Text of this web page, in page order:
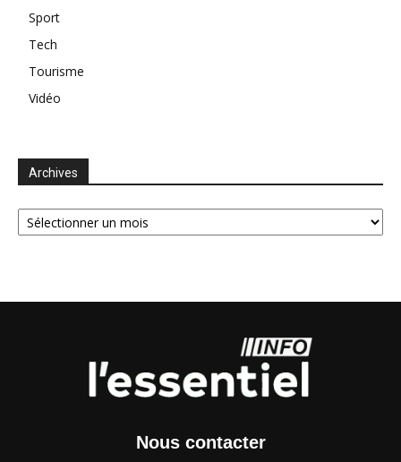
Sport
Tech
Tourisme
Vidéo
Archives
Archives
Nous contacter